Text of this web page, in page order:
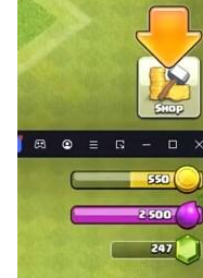
A1.根據正宗的香港麻
況下，必須配合門清及
番起胡，所以如果只有
會館，只要一番就可以
Q2.打了十二局，一局
A2.經常有人因為運氣
到無辜，事實上在運氣
只是1/16（食胡的理論
會比較難食胡，這個製
真的遇上，而閣下又對